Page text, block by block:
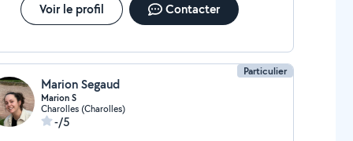
Voir le profil Contacter
Particulier
Marion Segaud
Marion S
Charolles (Charolles)
-/5